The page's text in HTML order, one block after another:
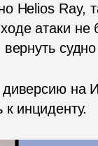
Helios Ray,
атаки не
судно
диверсию на
к инциденту.